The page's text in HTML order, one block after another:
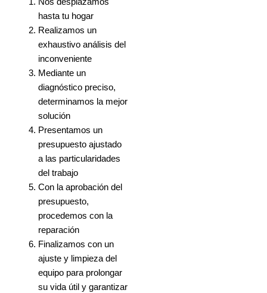
Nos desplazamos
hasta tu hogar
Realizamos un
exhaustivo análisis del
inconveniente
Mediante un
diagnóstico preciso,
determinamos la mejor
solución
Presentamos un
presupuesto ajustado
a las particularidades
del trabajo
Con la aprobación del
presupuesto,
procedemos con la
reparación
Finalizamos con un
ajuste y limpieza del
equipo para prolongar
su vida útil y garantizar